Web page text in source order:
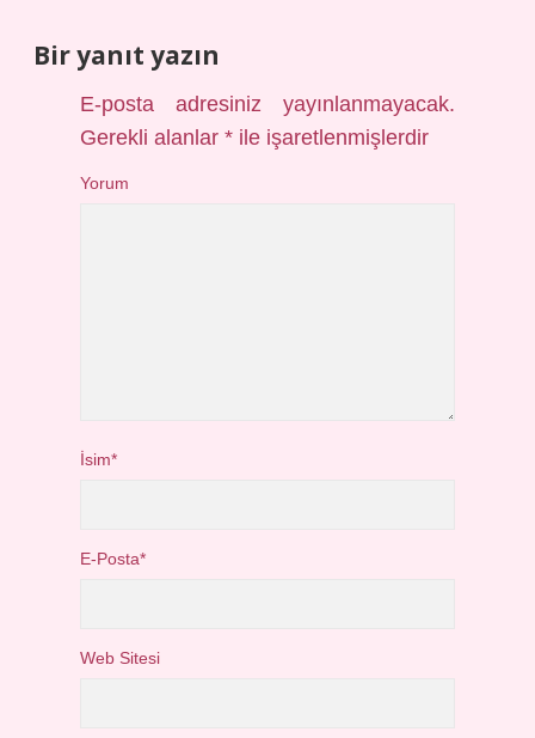
Bir yanıt yazın
E-posta adresiniz yayınlanmayacak.
Gerekli alanlar* ile işaretlenmişlerdir
Yorum
İsim*
E-Posta*
Web Sitesi